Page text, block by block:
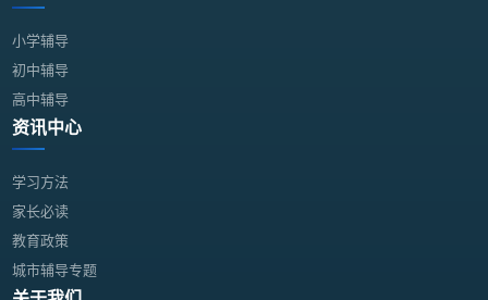
小学辅导
初中辅导
高中辅导
资讯中心
学习方法
家长必读
教育政策
城市辅导专题